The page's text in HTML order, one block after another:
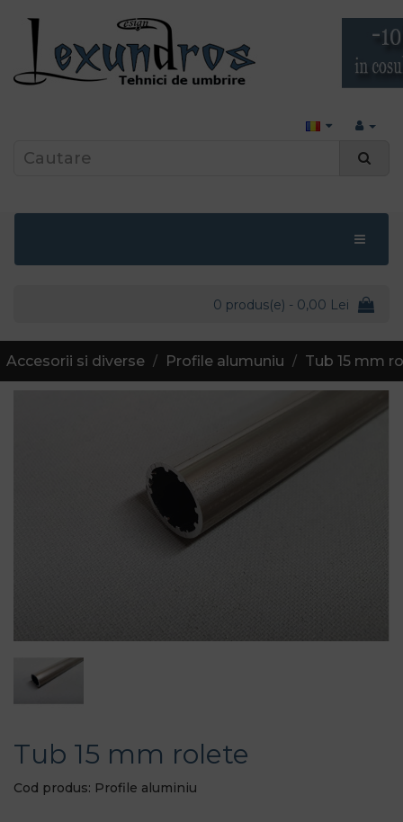
0 produs(e) - 0,00 Lei
Accesorii si diverse Profile alumuniu Tub 15 mm
Tub 15 mm rolete
Cod produs: Profile aluminiu